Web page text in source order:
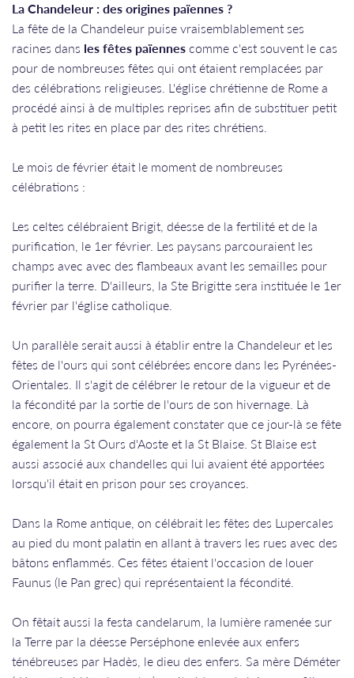
La Chandeleur : des origines païennes ?
La fête de la Chandeleur puise vraisemblablement ses
racines dans les fêtes païennescomme c'est souvent le cas
pour de nombreuses fêtes qui ont étaient remplacées par
des célébrations religieuses. L'église chrétienne de Rome a
procédé ainsi à de multiples reprises afin de substituer petit
à petit les rites en place par des rites chrétiens.
Le mois de février était le moment de nombreuses
célébrations :
Les celtes célébraient Brigit, déesse de la fertilité et de la
purification, le 1er février. Les paysans parcouraient les
champs avec avec des flambeaux avant les semailles pour
purifier la terre. D'ailleurs, la Ste Brigitte sera instituée le 1er
février par l'église catholique.
Un parallèle serait aussi à établir entre la Chandeleur et les
fêtes de l'ours qui sont célébrées encore dans les Pyrénées-
Orientales. Il s'agit de célébrer le retour de la vigueur et de
la fécondité par la sortie de l'ours de son hivernage. Là
encore, on pourra également constater que ce jour-là se fête
également la St Ours d'Aoste et la St Blaise. St Blaise est
aussi associé aux chandelles qui lui avaient été apportées
lorsqu'il était en prison pour ses croyances.
Dans la Rome antique, on célébrait les fêtes des Lupercales
au pied du mont palatin en allant à travers les rues avec des
bâtons enflammés. Ces fêtes étaient l'occasion de louer
Faunus (le Pan grec) qui représentaient la fécondité.
On fêtait aussi la festa candelarum, la lumière ramenée sur
la Terre par la déesse Perséphone enlevée aux enfers
ténébreuses par Hadès, le dieu des enfers. Sa mère Déméter